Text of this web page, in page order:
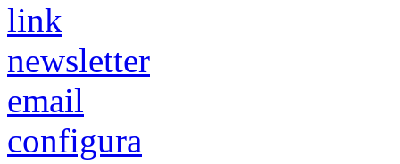
link
newsletter
email
configura